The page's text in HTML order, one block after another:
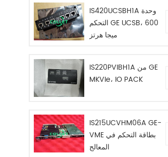
IS420UCSBH1A وحدة
التحكم GE UCSB، 600
ميجا هرتز
IS220PVIBH1A من GE
MKVIe، IO PACK
IS215UCVHM06A GE-
VME بطاقة التحكم في
المعالج